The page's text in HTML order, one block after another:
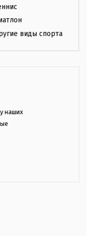
виды спорта
наших